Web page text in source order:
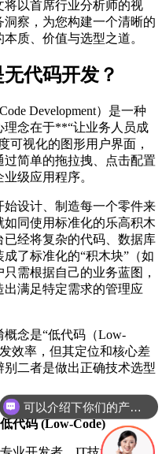
以首席行业分析师的视
察，为您构建一个清晰的
质、价值与选型之道。
代码开发？
Development）是一种
念在于**“让业务人员成
可视化的图形用户界面，
简单的拖拉拽、点击配置
级应用程序。
设计、制造每一个零件来
同使用标准化的乐高积木
经将复杂的代码、数据库
了标准化的“积木块”（如
需根据自己的业务蓝图，
满足特定需求的管理应
念是“低代码（Low-
效率，但其定位和核心差
二者是做出正确技术选型
低代码 (Low-Code)
你们是怎么收费的呢